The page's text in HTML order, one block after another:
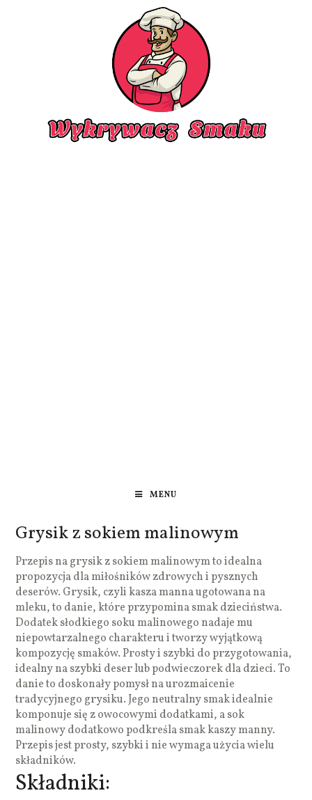
MENU
Grysik z sokiem malinowym
Przepis na grysik z sokiem malinowym to idealna
propozycja dla miłośników zdrowych i pysznych
deserów. Grysik, czyli kasza manna ugotowana na
mleku, to danie, które przypomina smak dzieciństwa.
Dodatek słodkiego soku malinowego nadaje mu
niepowtarzalnego charakteru i tworzy wyjątkową
kompozycję smaków. Prosty i szybki do przygotowania,
idealny na szybki deser lub podwieczorek dla dzieci. To
danie to doskonały pomysł na urozmaicenie
tradycyjnego grysiku. Jego neutralny smak idealnie
komponuje się z owocowymi dodatkami, a sok
malinowy dodatkowo podkreśla smak kaszy manny.
Przepis jest prosty, szybki i nie wymaga użycia wielu
składników.
Składniki: